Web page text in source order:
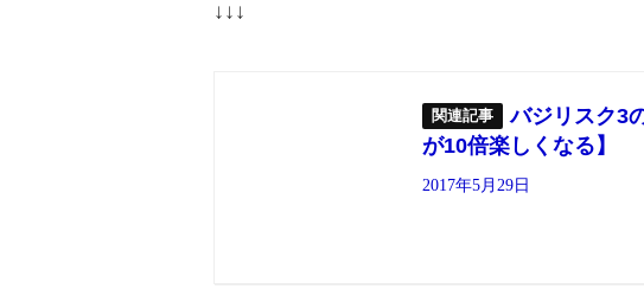
↓↓↓
バジリスク3
が10倍楽しくなる】
2017年5月29日